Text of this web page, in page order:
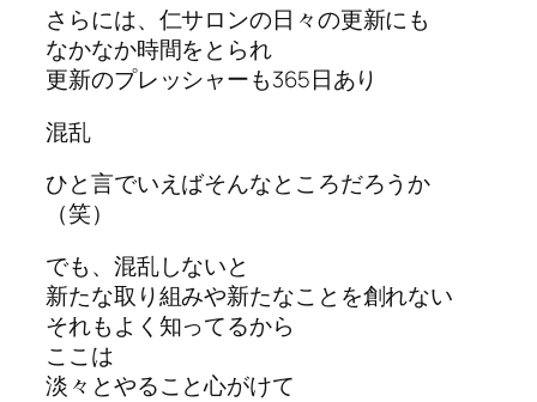
さらには、仁サロンの日々の更新にも
なかなか時間をとられ
更新のプレッシャーも365日あり
混乱
ひと言でいえばそんなところだろうか
（笑）
でも、混乱しないと
新たな取り組みや新たなことを創れない
それもよく知ってるから
ここは
淡々とやること心がけて